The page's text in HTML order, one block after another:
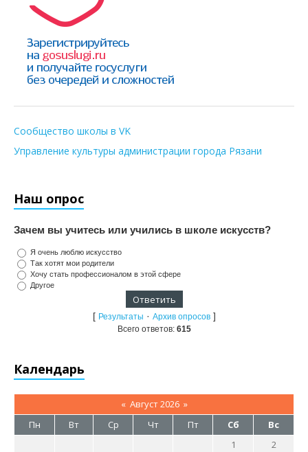
Сообщество школы в VK
Управление культуры администрации города Рязани
Наш опрос
Зачем вы учитесь или учились в школе искусств?
Я очень люблю искусство
Так хотят мои родители
Хочу стать профессионалом в этой сфере
Другое
[ Результаты · Архив опросов]
Всего ответов: 615
Календарь
« Август 2026 »
Пн
Вт Ср Чт Пт Сб
Вс
1
2